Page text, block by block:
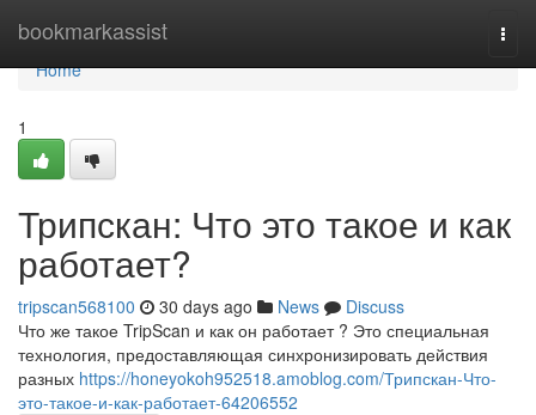
bookmarkassist
Home
Home
1
Трипскан: Что это такое и как
работает?
tripscan568100 30 days ago News
Discuss
Что же такое TripScan и как он работает ? Это специальная
технология, предоставляющая синхронизировать действия
разных https://honeyokoh952518.amoblog.com/Трипскан-Что-
это-такое-и-как-работает-64206552